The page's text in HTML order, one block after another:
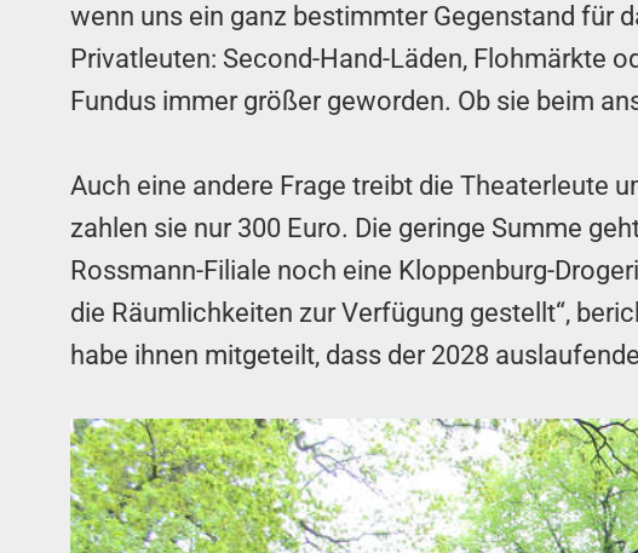
wenn uns ein ganz bestimmter Gegenstand für
Privatleuten: Second-Hand-Läden, Flohmärkte
Fundus immer größer geworden. Ob sie beim
Auch eine andere Frage treibt die Theaterleute
zahlen sie nur 300 Euro. Die geringe Summe
Rossmann-Filiale noch eine Kloppenburg-
die Räumlichkeiten zur Verfügung gestellt“,
habe ihnen mitgeteilt, dass der 2028